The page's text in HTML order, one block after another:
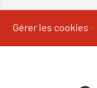
Gérer les cookies -